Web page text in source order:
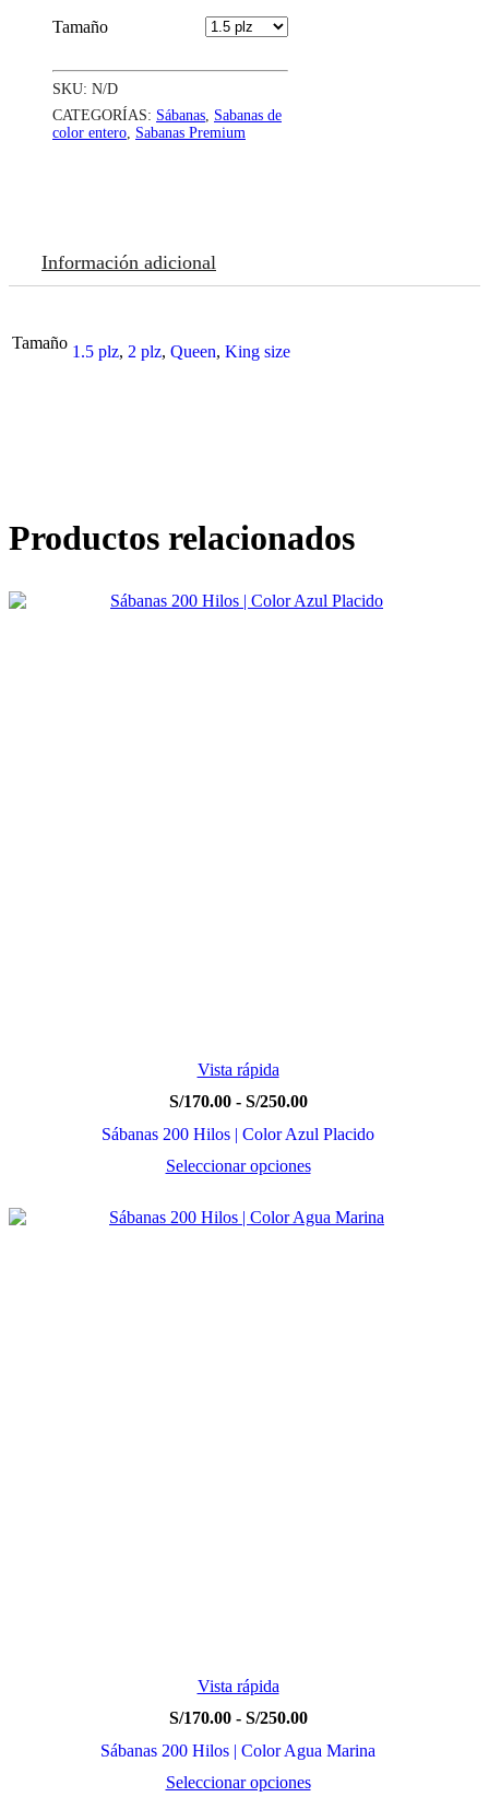
Tamaño
SKU: N/D
CATEGORÍAS: Sábanas, Sabanas de
color entero, Sabanas Premium
Información adicional
Tamaño 1.5 plz, 2 plz, Queen, King size
Productos relacionados
Vista rápida
S/170.00 - S/250.00Rango
precios:
desde
S/170.00
S/250.00
Sábanas 200 Hilos | Color Azul Placido
Seleccionar opciones
tiene
Vista rápida
S/170.00 - S/250.00Rango
precios:
desde
S/170.00
Sábanas 200 Hilos | Color Agua Marina
Seleccionar opciones